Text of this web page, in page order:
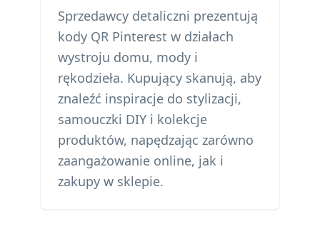
Sprzedawcy detaliczni prezentują
kody QR Pinterest w działach
wystroju domu, mody i
rękodzieła. Kupujący skanują, aby
znaleźć inspiracje do stylizacji,
samouczki DIY i kolekcje
produktów, napędzając zarówno
zaangażowanie online, jak i
zakupy w sklepie.